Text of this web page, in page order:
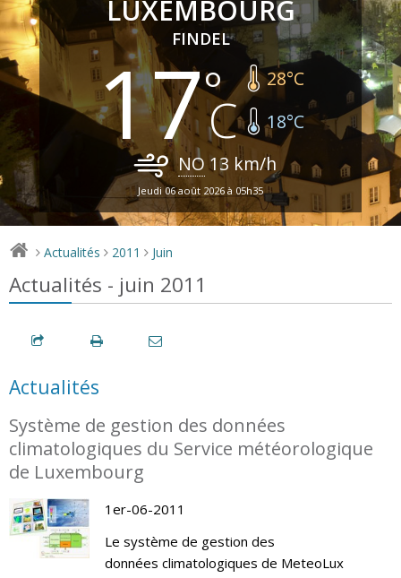
LUXEMBOURG
FINDEL
17 28°C
18°C
NO 13 km/h
Jeudi 06 août 2026 à 05h35
> Actualités > 2011 > Juin
Actualités - juin 2011
Actualités
Système de gestion des données
climatologiques du Service météorologique
de Luxembourg
1er-06-2011
Le système de gestion des
données climatologiques de MeteoLux